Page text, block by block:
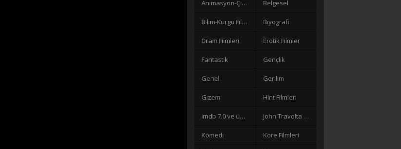
Animasyon-Çizgi Filmler Belgesel
Bilim-Kurgu Filmleri Biyografi
Dram Filmleri Erotik Filmler
Fantastik Gençlik
Genel Gerilim
Gizem Hint Filmleri
imdb 7.0 ve üzeri filmler John Travolta Filmleri
Komedi Kore Filmleri